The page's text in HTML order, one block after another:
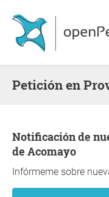
Petición en
Notificación de nuevas peticiones en Provincia
de Acomayo
Infórmeme sobre